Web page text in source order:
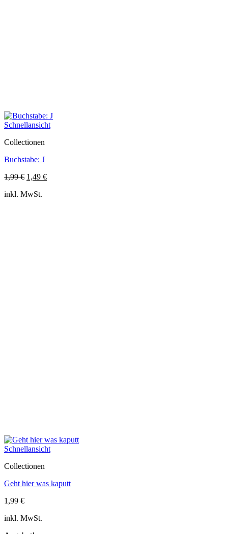
Schnellansicht
Collectionen
Buchstabe: J
1,99€ Ursprünglicher
war:
1,49 €Aktueller
inkl. MwSt.
Schnellansicht
Collectionen
Geht hier was kaputt
1,99 €
inkl. MwSt.